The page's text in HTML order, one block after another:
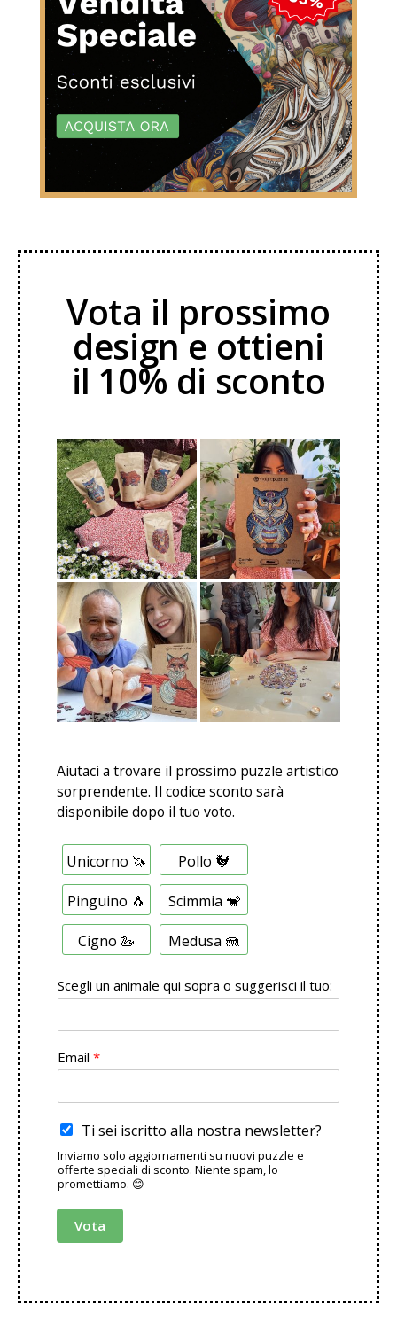
Vota il prossimo
design e ottieni
il 10% di sconto
Aiutaci a trovare il prossimo puzzle artistico
sorprendente. Il codice sconto sarà
disponibile dopo il tuo voto.
S
e
a
M
l
t
p
l
a
Unicorno 🦄 Pollo 🐓
Pinguino 🐧 Scimmia 🐒
Cigno 🦢 Medusa 🪼
Scegli un animale qui sopra o suggerisci il tuo:
Email *
Ti sei iscritto alla nostra newsletter?
Inviamo solo aggiornamenti su nuovi puzzle e
offerte speciali di sconto. Niente spam, lo
promettiamo. 😊
Vota